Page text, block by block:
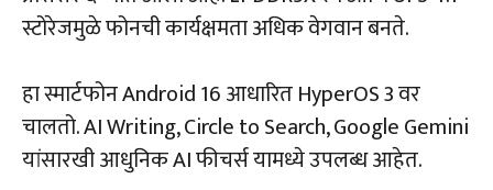
स्टोरेजमुळे फोनची कार्यक्षमता अधिक वेगवान बनते.
हा स्मार्टफोन Android 16 आधारित HyperOS 3 वर
चालतो. AI Writing, Circle to Search, Google Gemini
यांसारखी आधुनिक AI फीचर्स यामध्ये उपलब्ध आहेत.